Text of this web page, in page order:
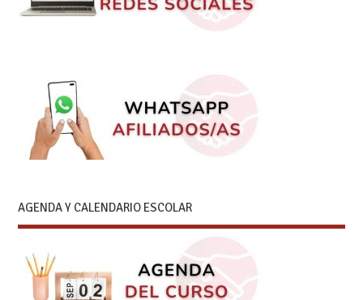
AGENDA Y CALENDARIO ESCOLAR